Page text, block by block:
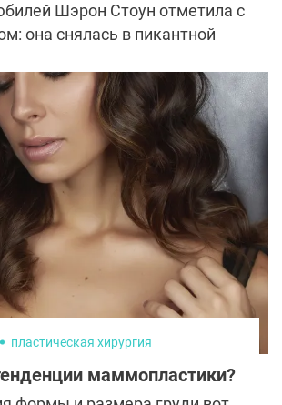
Шэрон Стоун отметила с
она снялась в пикантной
миру, что даже в солидном
у мужчин «основной
Шэрон Стоун, как и в
не стесняется своего тела и
широкой улыбкой. Какой
секрет она знает?
пластическая хирургия
маммопластики?